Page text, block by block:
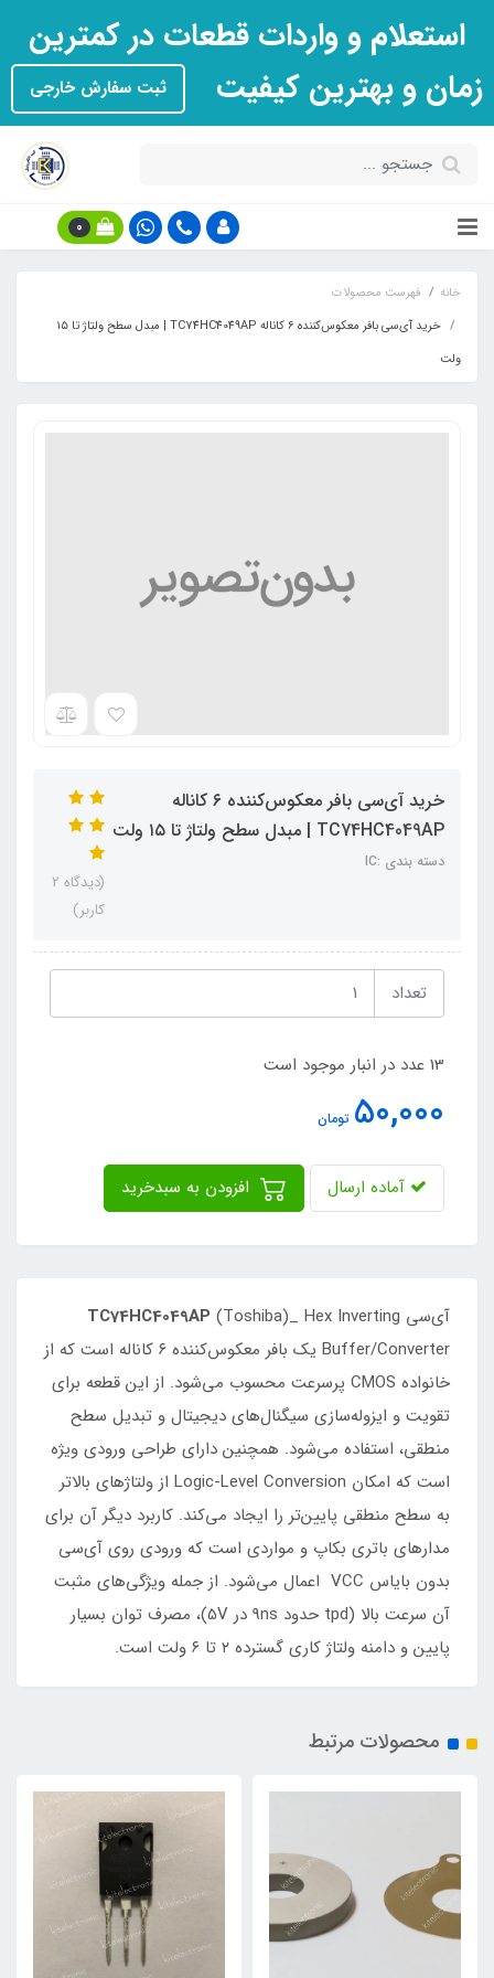
استعلام و واردات قطعات در کمترین
زمان و بهترین کیفیت
ثبت سفارش خارجی
0
خانه
فهرست محصولات
خرید آی‌سی بافر معکوس‌کننده ۶ کاناله TC74HC4049AP | مبدل سطح ولتاژ تا ۱۵
ولت
خرید آی‌سی بافر معکوس‌کننده ۶ کاناله
TC74HC4049AP | مبدل سطح ولتاژ تا ۱۵ ولت
دسته بندی :IC
(دیدگاه 2
کاربر)
تعداد
13 عدد در انبار موجود است
50,000 تومان
آماده ارسال
آی‌سی TC74HC4049AP (Toshiba)_ Hex Inverting
Buffer/Converter یک بافر معکوس‌کننده ۶ کاناله است که از
خانواده CMOS پرسرعت محسوب می‌شود. از این قطعه برای
تقویت و ایزوله‌سازی سیگنال‌های دیجیتال و تبدیل سطح
منطقی، استفاده می‌شود. همچنین دارای طراحی ورودی ویژه
است که امکان Logic-Level Conversion از ولتاژهای بالاتر
به سطح منطقی پایین‌تر را ایجاد می‌کند. کاربرد دیگر آن برای
مدارهای باتری بکاپ و مواردی است که ورودی روی آی‌سی
بدون بایاس VCC اعمال می‌شود. از جمله ویژگی‌های مثبت
آن سرعت بالا (tpd حدود 9ns در 5V)، مصرف توان بسیار
پایین و دامنه ولتاژ کاری گسترده ۲ تا ۶ ولت است.
محصولات مرتبط